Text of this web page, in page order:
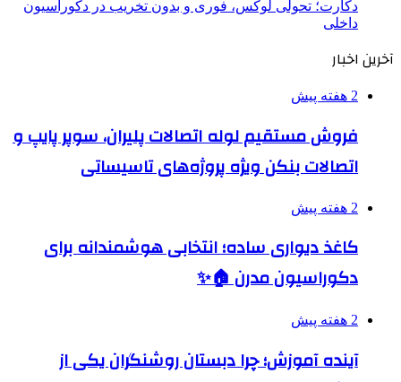
دکارت؛ تحولی لوکس، فوری و بدون تخریب در دکوراسیون
داخلی
آخرین اخبار
2 هفته پیش
فروش مستقیم لوله اتصالات پلیران، سوپر پایپ و
اتصالات بنکن ویژه پروژه‌های تاسیساتی
2 هفته پیش
کاغذ دیواری ساده؛ انتخابی هوشمندانه برای
دکوراسیون مدرن 🏠✨
2 هفته پیش
آینده آموزش؛ چرا دبستان روشنگران یکی از